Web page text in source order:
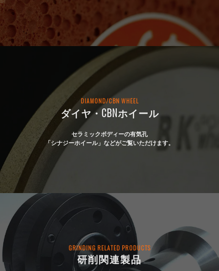
DIAMOND/CBN WHEEL
ダイヤ・CBNホイール
セラミックボディーの有気孔
「シナジーホイール」などがご覧いただけます。
GRINDING RELATED PRODUCTS
研削関連製品